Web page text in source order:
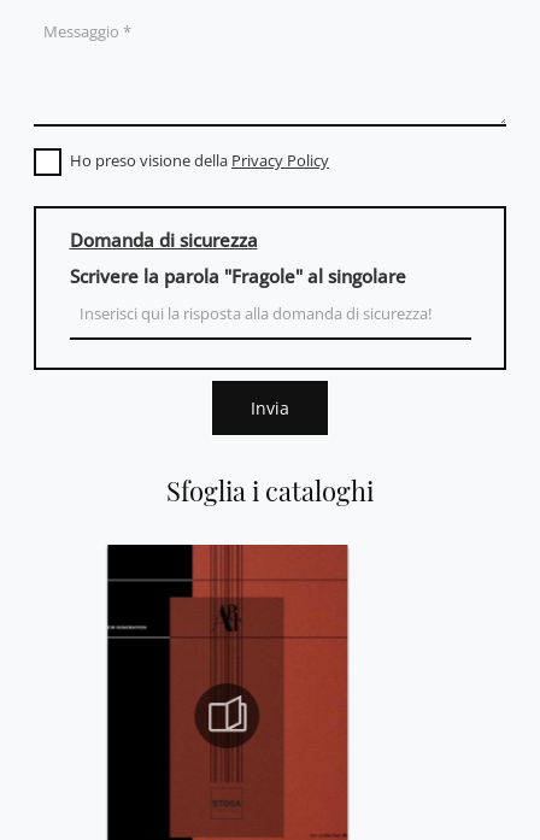
Sfoglia i cataloghi
Ho preso visione della Privacy Policy
Domanda di sicurezza
Scrivere la parola "Fragole" al singolare
Invia